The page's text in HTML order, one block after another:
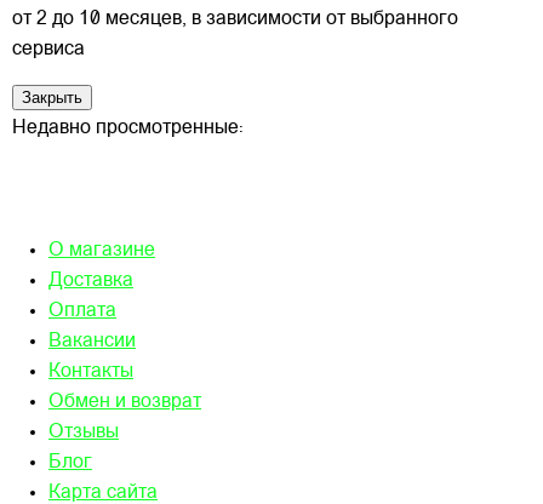
от 2 до 10 месяцев, в зависимости от выбранного
сервиса
Закрыть
Недавно просмотренные:
О магазине
Доставка
Оплата
Вакансии
Контакты
Обмен и возврат
Отзывы
Блог
Карта сайта